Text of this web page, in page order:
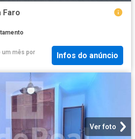
Faro
um mês por
Infos do anúncio
Ver foto